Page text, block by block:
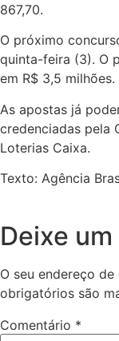
867,70.
O próximo
quinta-feira (3). O
em R$ 3,5 milhões.
As apostas já
credenciadas pela
Loterias Caixa.
Texto: Agência
Deixe
O seu endereço
obrigatórios são
Comentário *